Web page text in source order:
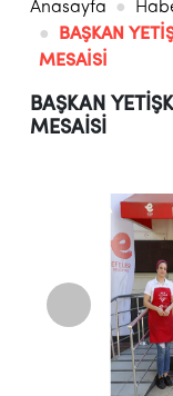
Anasayfa
BAŞKAN
MESAİSİ
BAŞKAN
MESAİSİ